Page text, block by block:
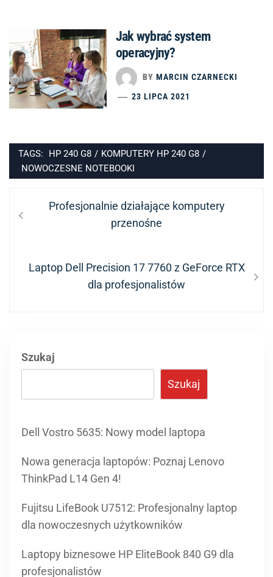
Jak wybrać system
operacyjny?
BY MARCIN CZARNECKI
23 LIPCA 2021
TAGS: HP 240 G8 / KOMPUTERY HP 240 G8 /
NOWOCZESNE NOTEBOOKI
Nawigacja
wpisu
Previous
Profesjonalnie działające komputery
przenośne
Next
Laptop Dell Precision 17 7760 z GeForce RTX
dla profesjonalistów
Szukaj
Szukaj
Dell Vostro 5635: Nowy model laptopa
Nowa generacja laptopów: Poznaj Lenovo
ThinkPad L14 Gen 4!
Fujitsu LifeBook U7512: Profesjonalny laptop
dla nowoczesnych użytkowników
Laptopy biznesowe HP EliteBook 840 G9 dla
profesjonalistów